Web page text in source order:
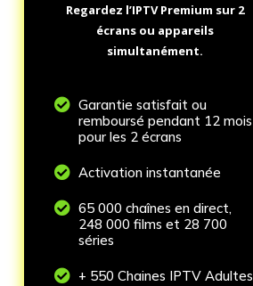
Regardez l’IPTV Premium sur 2
écrans ou appareils
simultanément.
 Garantie satisfait ou
remboursé pendant 12 mois
pour les 2 écrans
 Activation instantanée
 65 000 chaînes en direct,
248 000 films et 28 700
séries
 + 550 Chaines IPTV Adultes